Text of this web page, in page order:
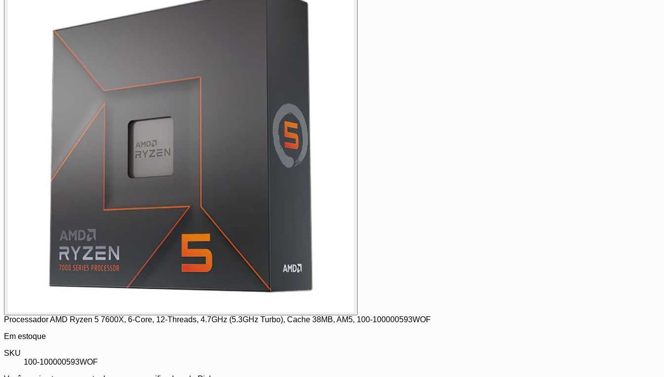
Processador AMD Ryzen 5 7600X, 6-Core, 12-Threads, 4.7GHz (5.3GHz Turbo), Cache 38MB, AM5, 100-100000593WOF
Em estoque
SKU
100-100000593WOF